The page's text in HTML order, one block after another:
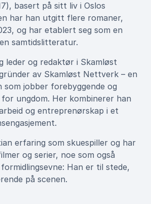
basert på sitt liv i Oslos
har han utgitt flere romaner,
og har etablert seg som en
samtidslitteratur.
leder og redaktør i Skamløst
av Skamløst Nettverk – en
som jobber forebyggende og
ungdom. Her kombinerer han
og entreprenørskap i et
erfaring som skuespiller og har
og serier, noe som også
Han er til stede,
på scenen.